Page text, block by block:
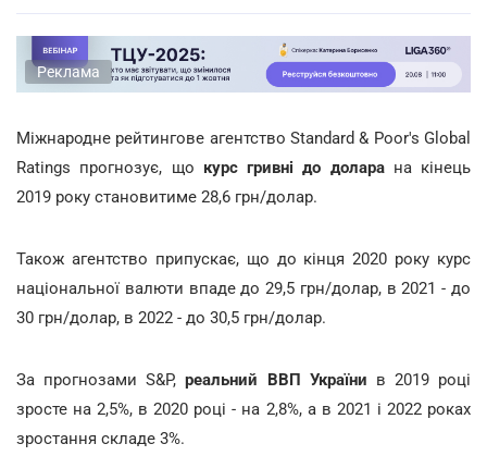
Реклама
Міжнародне рейтингове агентство Standard & Poor's Global
Ratings прогнозує, що курс гривні до долара на кінець
2019 року становитиме 28,6 грн/долар.
Також агентство припускає, що до кінця 2020 року курс
національної валюти впаде до 29,5 грн/долар, в 2021 - до
30 грн/долар, в 2022 - до 30,5 грн/долар.
За прогнозами S&P,реальний ВВП України в 2019 році
зросте на 2,5%, в 2020 році - на 2,8%, а в 2021 і 2022 роках
зростання складе 3%.